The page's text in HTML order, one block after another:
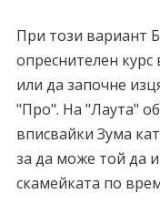
При този вариант
опреснителен
или да започне
"Про". На "Лаута"
вписвайки Зума
за да може той да
скамейката по